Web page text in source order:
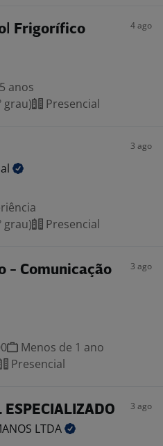
Frigorífico 4 ago
anos
grau)
Presencial
3 ago
grau)
Presencial
- Comunicação
3 ago
Menos de 1 ano
Presencial
ESPECIALIZADO 3 ago
LTDA